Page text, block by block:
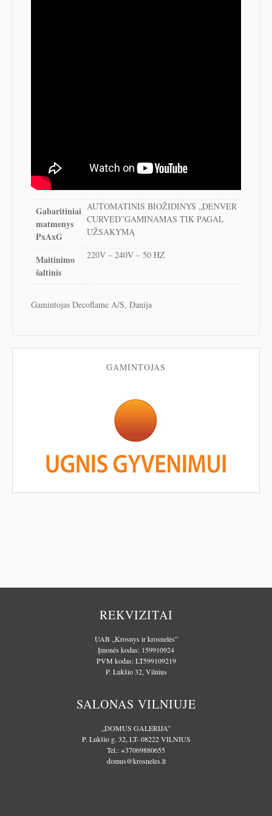
Gabaritiniai
matmenys
PxAxG
AUTOMATINIS BIOŽIDINYS „DENVER
CURVED”GAMINAMAS TIK PAGAL
UŽSAKYMĄ
Maitinimo
šaltinis
220V – 240V – 50 HZ
Gamintojas Decoflame A/S, Danija
GAMINTOJAS
REKVIZITAI
UAB „Krosnys ir krosnelės”
Įmonės kodas: 159910924
PVM kodas: LT599109219
P. Lukšio 32, Vilnius
SALONAS VILNIUJE
„DOMUS GALERIJA”
P. Lukšio g. 32, LT- 08222 VILNIUS
Tel.:+37069880655
domus@krosneles.lt